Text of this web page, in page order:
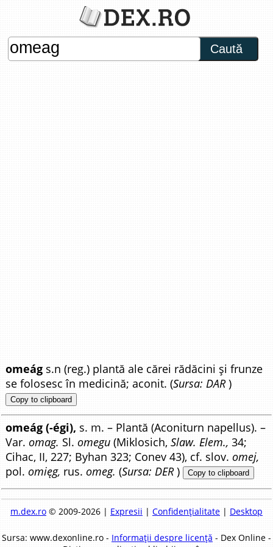
Caută
omeág s.n (reg.) plantă ale cărei rădăcini și frunze
se folosesc în medicină; aconit. (Sursa: DAR)
Copy to clipboard
omeág (-égi), s. m. – Plantă (Aconiturn napellus). –
Var.omag. Sl.omegu (Miklosich,Slaw. Elem., 34;
Cihac, II, 227; Byhan 323; Conev 43), cf. slov.omej,
pol.omięg, rus.omeg. (Sursa: DER) Copy to clipboard
m.dex.ro© 2009-2026 | Expresii | Confidențialitate| Desktop
Sursa: www.dexonline.ro - Informații despre licență - Dex Online -